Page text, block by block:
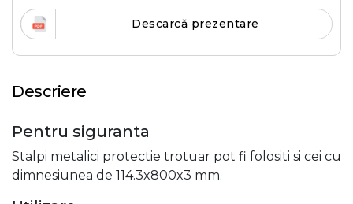
Descarcă prezentare
Descriere
Pentru siguranta
Stalpi metalici protectie trotuar pot fi folositi si cei cu
dimnesiunea de 114.3x800x3 mm.